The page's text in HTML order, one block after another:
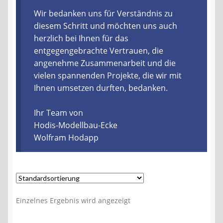
Batterien- und Akku Verordnung
Elektro- und Elektronikgeräte Verordnung
Öle- und Schmierstoff Verordnung
Vereine & Foren
Kontakt
Wir bedanken uns für Verständnis zu
diesem Schritt und möchten uns auch
herzlich bei Ihnen für das
entgegengebrachte Vertrauen, die
angenehme Zusammenarbeit und die
vielen spannenden Projekte, die wir mit
Ihnen umsetzen durften, bedanken.
Ihr Team von
Hodis-Modellbau-Ecke
Wolfram Hodapp
Einzelnes Ergebnis wird angezeigt